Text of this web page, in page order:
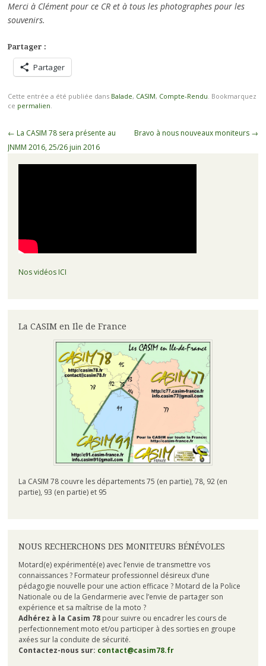
Merci à Clément pour ce CR et à tous les photographes pour les
souvenirs.
Partager :
Partager
Cette entrée a été publiée dans Balade, CASIM, Compte-Rendu. Bookmarquez
ce permalien.
Navigation
des
← La CASIM 78 sera présente au
JNMM 2016, 25/26 juin 2016
Bravo à nous nouveaux moniteurs →
Nos vidéos ICI
La CASIM en Ile de France
La CASIM 78 couvre les départements 75 (en partie), 78, 92 (en
partie), 93 (en partie) et 95
NOUS RECHERCHONS DES MONITEURS BÉNÉVOLES
Motard(e) expérimenté(e) avec l’envie de transmettre vos
connaissances ? Formateur professionnel désireux d’une
pédagogie nouvelle pour une action efficace ? Motard de la Police
Nationale ou de la Gendarmerie avec l’envie de partager son
expérience et sa maîtrise de la moto ?
Adhérez à la Casim 78pour suivre ou encadrer les cours de
perfectionnement moto et/ou participer à des sorties en groupe
axées sur la conduite de sécurité.
Contactez-nous sur: contact@casim78.fr